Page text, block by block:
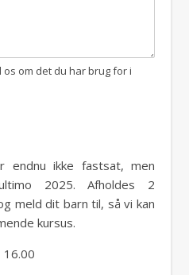
om det du har brug for i
2025. Afholdes 2
meld dit barn til, så vi kan
kursus.
16.00